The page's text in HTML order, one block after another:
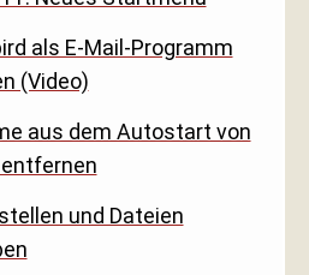
als E-Mail-Programm
(Video)
aus dem Autostart von
und Dateien